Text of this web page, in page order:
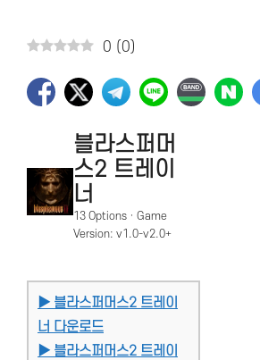
0 ( 0)
블라스퍼머
스2 트레이
너
13 Options · Game
Version: v1.0-v2.0+
▶ 블라스퍼머스2 트레이
너 다운로드
▶ 블라스퍼머스2 트레이